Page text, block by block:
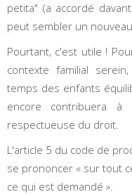
petita" (a accordé
peut sembler un
Pourtant, c'est utile !
contexte familial
temps des enfants
encore contribuera
respectueuse du droit.
L'article 5 du code de
se prononcer « sur tout
ce qui est demandé ».